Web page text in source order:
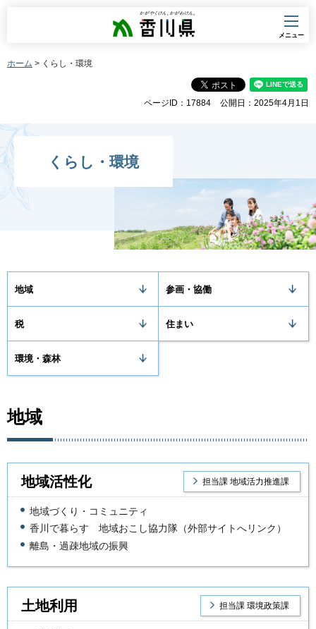
香川県
メニュー
ホーム > くらし・環境
ページID：17884 公開日：2025年4月1日
くらし・環境
地域 参画・協働
税 住まい
環境・森林
地域
地域活性化 担当課 地域活力推進課
地域づくり・コミュニティ
香川で暮らす 地域おこし協力隊（外部サイトへリンク）
離島・過疎地域の振興
土地利用 担当課 環境政策課